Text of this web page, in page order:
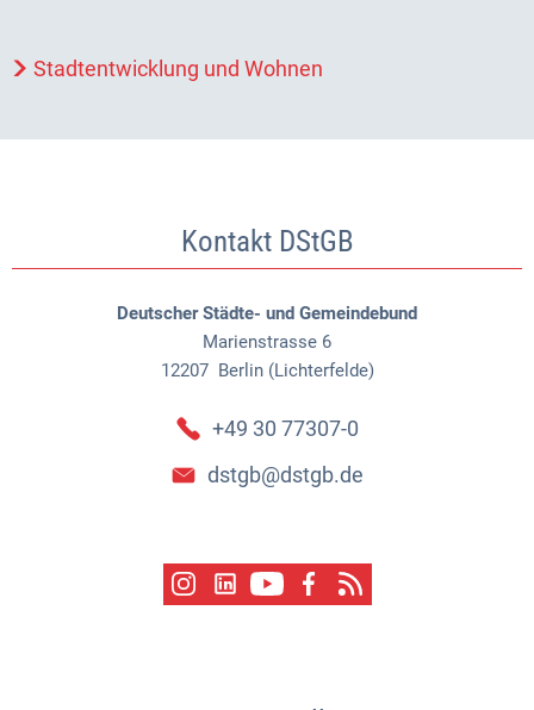
Stadtentwicklung und Wohnen
Kontakt DStGB
Deutscher Städte- und Gemeindebund
Marienstrasse 6
12207 Berlin (Lichterfelde)
+49 30 77307-0
dstgb@dstgb.de